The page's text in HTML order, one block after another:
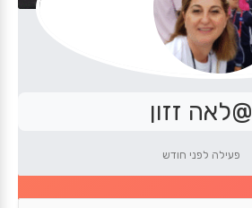
@לאה זזון
פעילה לפני חודש